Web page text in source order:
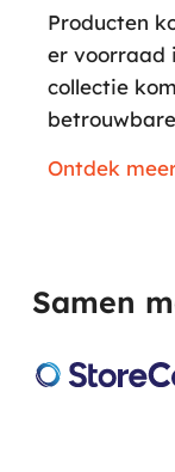
Producten
er voorraad
collectie
Ontdek
Samen